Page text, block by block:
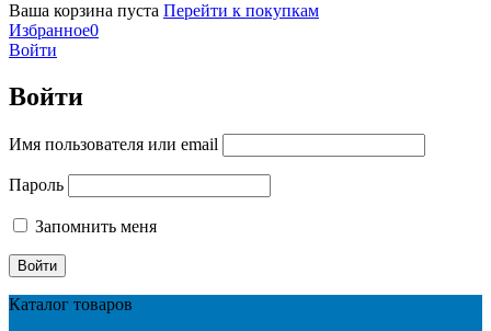
Ваша корзина пуста Перейти к покупкам
Избранное0
Войти
Войти
Имя пользователя или email
Пароль
Запомнить меня
Каталог товаров